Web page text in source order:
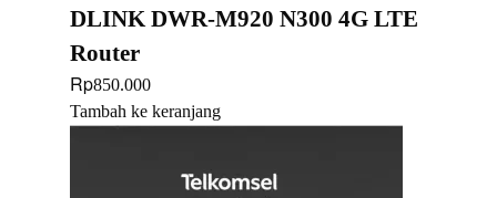
DLINK DWR-M920 N300 4G LTE
Router
Rp850.000
Tambah ke keranjang